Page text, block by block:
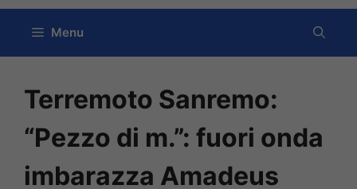
contenuto
Menu
Terremoto Sanremo:
“Pezzo di m.”: fuori onda
imbarazza Amadeus